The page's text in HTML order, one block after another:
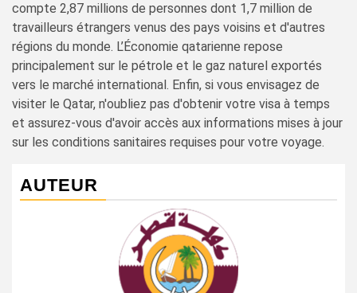
compte 2,87 millions de personnes dont 1,7 million de
travailleurs étrangers venus des pays voisins et d'autres
régions du monde. L’Économie qatarienne repose
principalement sur le pétrole et le gaz naturel exportés
vers le marché international. Enfin, si vous envisagez de
visiter le Qatar, n'oubliez pas d'obtenir votre visa à temps
et assurez-vous d'avoir accès aux informations mises à jour
sur les conditions sanitaires requises pour votre voyage.
AUTEUR